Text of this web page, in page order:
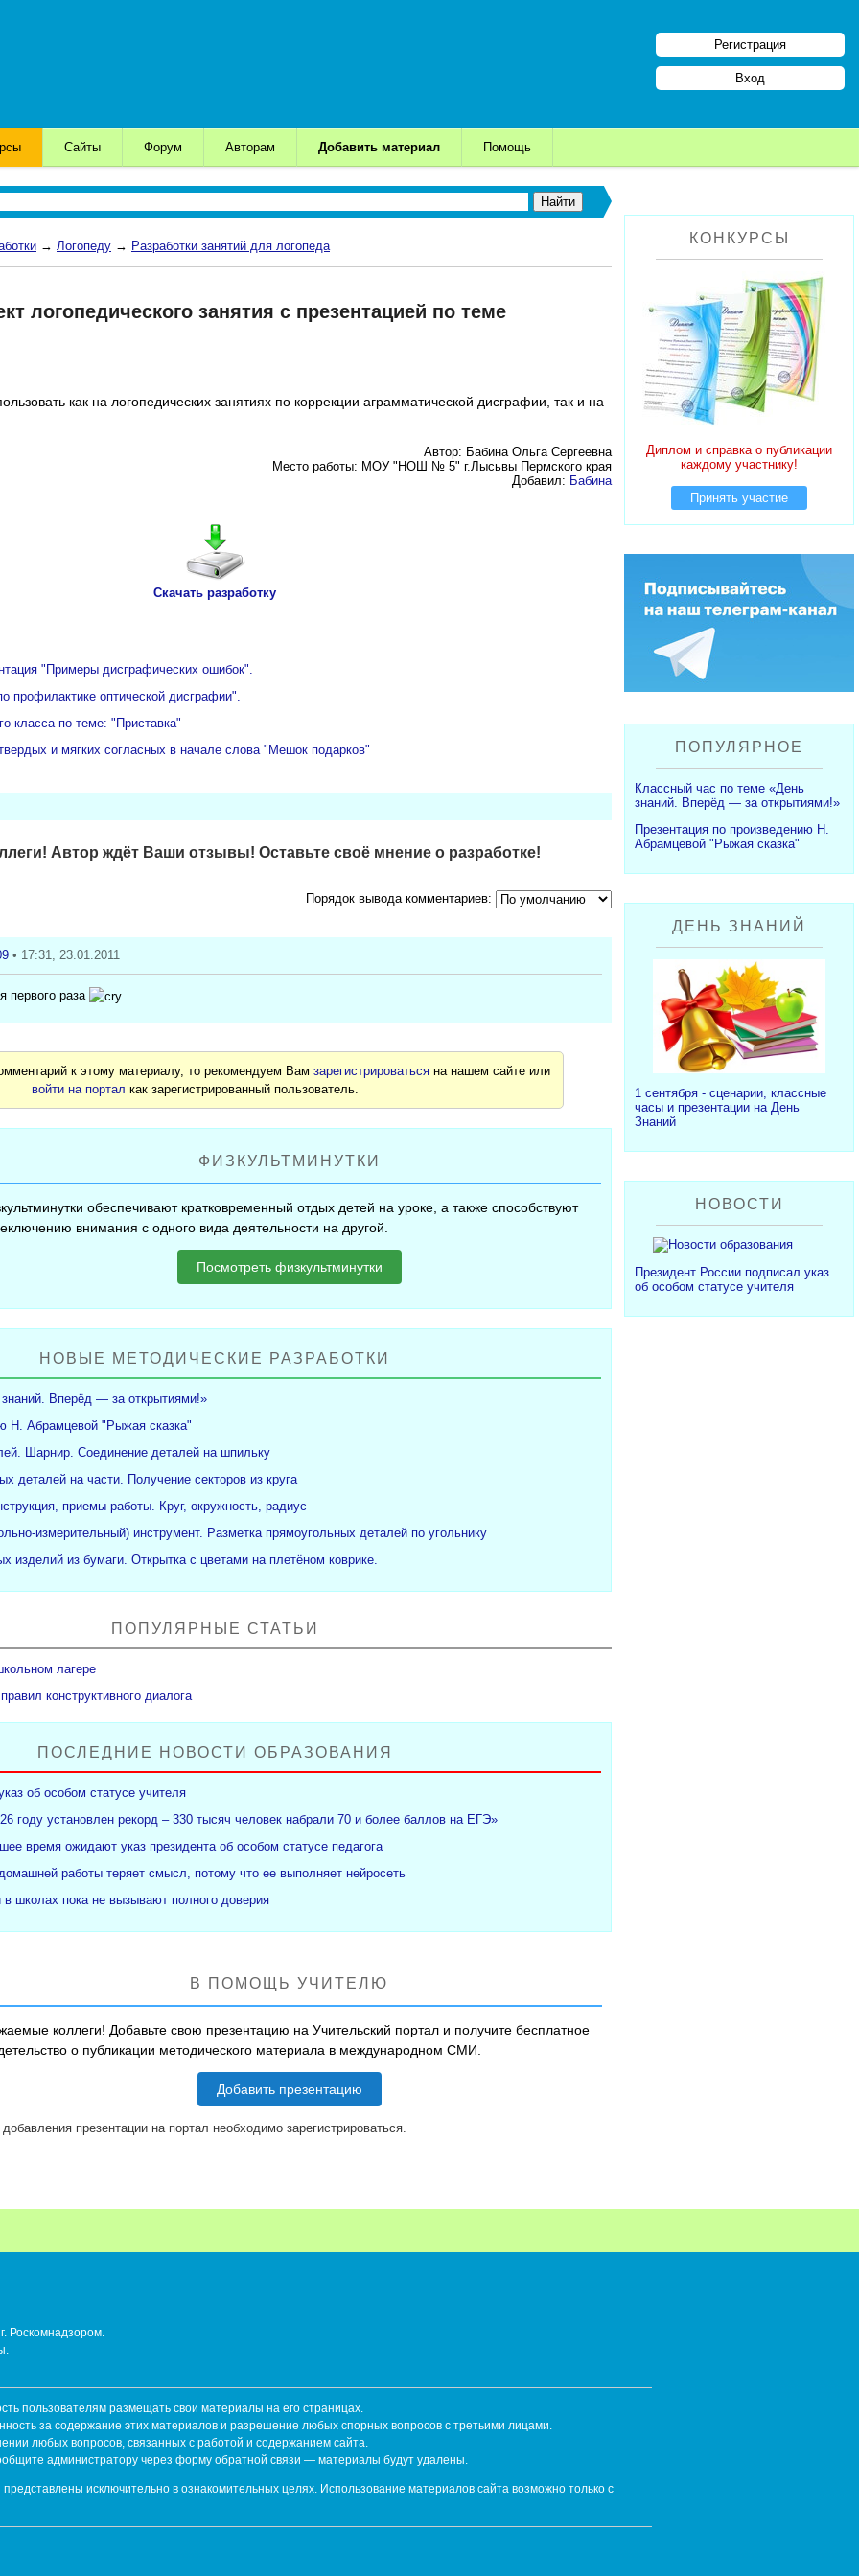
Регистрация
Вход
Сайты Форум Авторам Добавить материал Помощь
→ Логопеду → Разработки занятий для логопеда
логопедического занятия с презентацией по теме
как на логопедических занятиях по коррекции аграмматической дисграфии, так и на
Автор: Бабина Ольга Сергеевна
Место работы: МОУ "НОШ № 5" г.Лысьвы Пермского края
Добавил: Бабина
Скачать разработку
"Примеры дисграфических ошибок".
профилактике оптической дисграфии".
класса по теме: "Приставка"
и мягких согласных в начале слова "Мешок подарков"
Автор ждёт Ваши отзывы! Оставьте своё мнение о разработке!
Порядок вывода комментариев:
• 17:31, 23.01.2011
первого раза
к этому материалу, то рекомендуем Вамзарегистрироваться на нашем сайте или
войти на портал как зарегистрированный пользователь.
ФИЗКУЛЬТМИНУТКИ
обеспечивают кратковременный отдых детей на уроке, а также способствуют
внимания с одного вида деятельности на другой.
Посмотреть физкультминутки
НОВЫЕ МЕТОДИЧЕСКИЕ РАЗРАБОТКИ
Вперёд — за открытиями!»
Н. Абрамцевой "Рыжая сказка"
Шарнир. Соединение деталей на шпильку
деталей на части. Получение секторов из круга
приемы работы. Круг, окружность, радиус
измерительный) инструмент. Разметка прямоугольных деталей по угольнику
изделий из бумаги. Открытка с цветами на плетёном коврике.
ПОПУЛЯРНЫЕ СТАТЬИ
лагере
конструктивного диалога
ПОСЛЕДНИЕ НОВОСТИ ОБРАЗОВАНИЯ
об особом статусе учителя
году установлен рекорд – 330 тысяч человек набрали 70 и более баллов на ЕГЭ»
время ожидают указ президента об особом статусе педагога
работы теряет смысл, потому что ее выполняет нейросеть
в школах пока не вызывают полного доверия
В ПОМОЩЬ УЧИТЕЛЮ
коллеги! Добавьте свою презентацию на Учительский портал и получите бесплатное
о публикации методического материала в международном СМИ.
Добавить презентацию
презентации на портал необходимо зарегистрироваться.
КОНКУРСЫ
Диплом и справка о публикации
каждому участнику!
Принять участие
ПОПУЛЯРНОЕ
Классный час по теме «День
знаний. Вперёд — за открытиями!»
Презентация по произведению Н.
Абрамцевой "Рыжая сказка"
ДЕНЬ ЗНАНИЙ
1 сентября - сценарии, классные
часы и презентации на День
Знаний
НОВОСТИ
Президент России подписал указ
об особом статусе учителя
Роскомнадзором.
пользователям размещать свои материалы на его страницах.
за содержание этих материалов и разрешение любых спорных вопросов с третьими лицами.
любых вопросов, связанных с работой и содержанием сайта.
администратору через форму обратной связи — материалы будут удалены.
исключительно в ознакомительных целях. Использование материалов сайта возможно только с